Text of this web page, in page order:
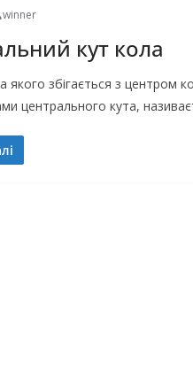
winner
кут кола
якого збігається з центром
центрального кута,